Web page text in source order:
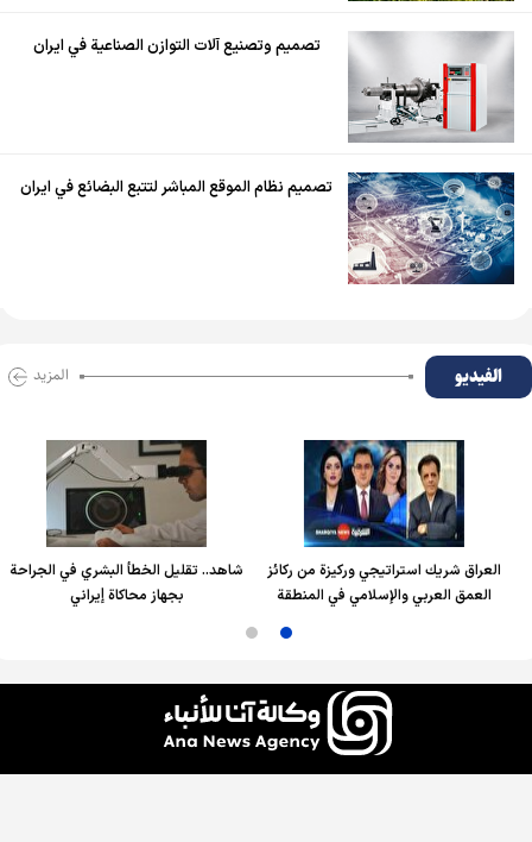
تصميم وتصنيع آلات التوازن الصناعية في ايران
تصميم نظام الموقع المباشر لتتبع البضائع في ايران
الفیدیو المزید
العراق شريك استراتيجي وركيزة من ركائز
العمق العربي والإسلامي في المنطقة
شاهد.. تقليل الخطأ البشري في الجراحة
بجهاز محاكاة إيراني